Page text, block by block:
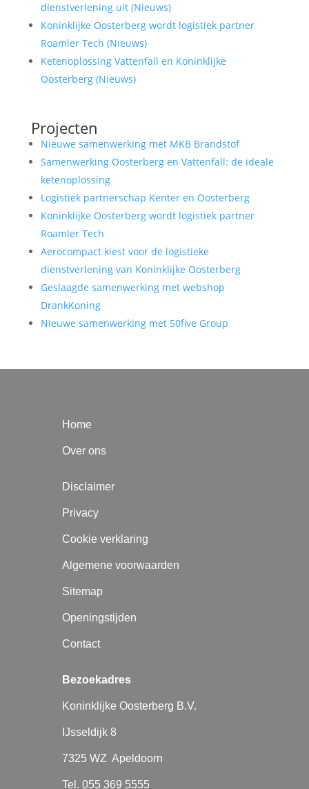
dienstverlening uit (Nieuws)
Koninklijke Oosterberg wordt logistiek partner
Roamler Tech (Nieuws)
Ketenoplossing Vattenfall en Koninklijke
Oosterberg (Nieuws)
Projecten
Nieuwe samenwerking met MKB Brandstof
Samenwerking Oosterberg en Vattenfall: de ideale
ketenoplossing
Logistiek partnerschap Kenter en Oosterberg
Koninklijke Oosterberg wordt logistiek partner
Roamler Tech
Aerocompact kiest voor de logistieke
dienstverlening van Koninklijke Oosterberg
Geslaagde samenwerking met webshop
DrankKoning
Nieuwe samenwerking met 50five Group
Home
Over ons
Disclaimer
Privacy
Cookie verklaring
Algemene voorwaarden
Sitemap
Openingstijden
Contact
Bezoekadres
Koninklijke Oosterberg B.V.
IJsseldijk 8
7325 WZ Apeldoorn
Tel. 055 369 5555